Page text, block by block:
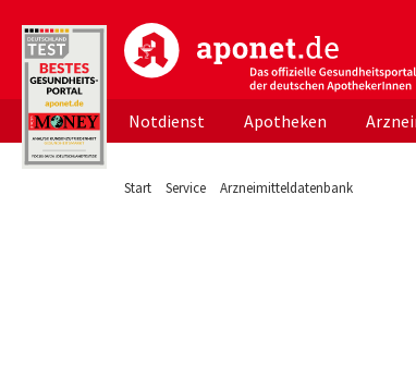
aponet.de - Das offizielle
Notdienst Apotheken
Start Service Arzneimitteldatenbank